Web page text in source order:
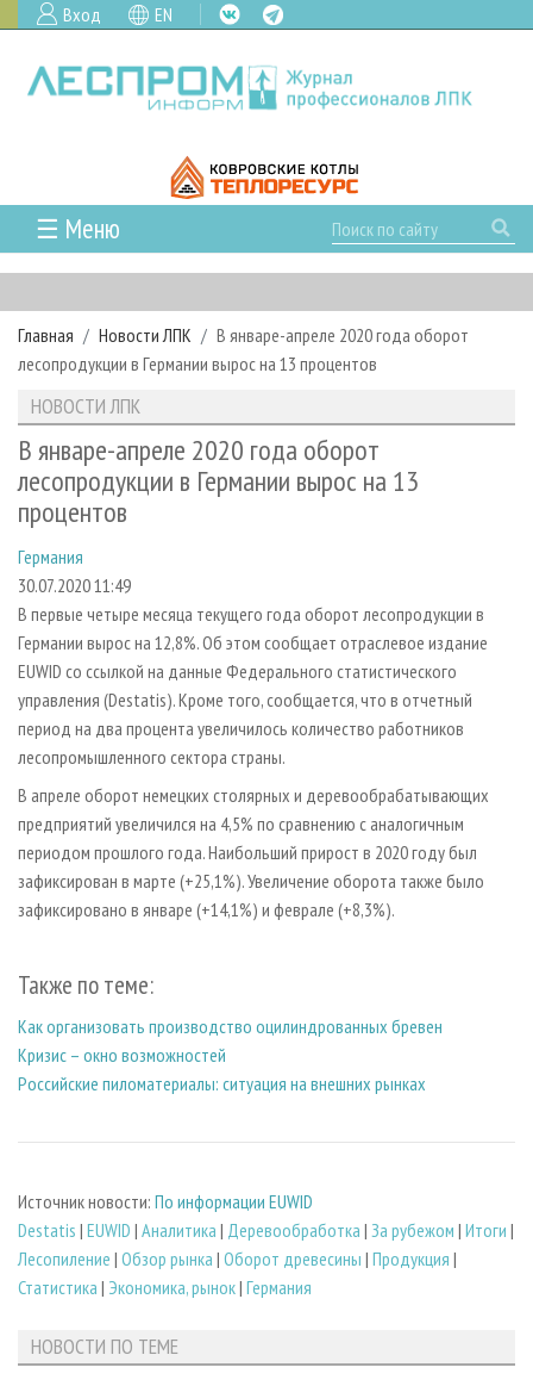
Вход EN
☰ Меню
ГЛАВНАЯ
РУБРИКИ И ТЕМЫ
РУБРИКИ ЖУРНАЛА
ЛЕСОЗАГОТОВКА
ЛЕСОПИЛЕНИЕ
ДЕРЕВООБРАБОТКА
СУШКА ДРЕВЕСИНЫ
ПРОИЗВОДСТВО ДРЕВЕСНЫХ ПЛИТ
ДЕРЕВЯННОЕ ДОМОСТРОЕНИЕ
ПРОИЗВОДСТВО МЕБЕЛИ
БИОЭНЕРГЕТИКА
ЦБП
ИНСТРУМЕНТ И МАТЕРИАЛЫ
НОВОСТИ
НОВОСТИ ЛПК
НОВОСТИ ЖУРНАЛА
НОВОСТИ КОМПАНИЙ
ПРОЕКТЫ ЛПИ
АНАЛИТИКА
ПРЕДПРИЯТИЯ ЛПК
ЛЕСНЫЕ РЕГИОНЫ РОССИИ
ПЕРСОНЫ
МОБИЛЬНЫЕ ВЫСТАВКИ
ОФИЦИАЛЬНЫЕ ДЕЛЕГАЦИИ
ПРИОРИТЕТНЫЕ ИНВЕСТПРОЕКТЫ
RUSSIAN FORESTRY REVIEW
ГАЗЕТА ЛЕСПРОМФОРУМ
БИБЛИОТЕКА СПЕЦИАЛИСТА
АРХИВ ЖУРНАЛОВ
СТАТЬИ
О ЖУРНАЛЕ
ПОДПИСКА
КОНТАКТЫ
РЕКЛАМОДАТЕЛЯМ
РЕКЛАМА
РЕКЛАМА НА САЙТЕ
Главная Новости ЛПК
В январе-апреле 2020 года оборот
лесопродукции в Германии вырос на 13 процентов
НОВОСТИ ЛПК
В январе-апреле 2020 года оборот
лесопродукции в Германии вырос на 13
процентов
Германия
30.07.2020 11:49
В первые четыре месяца текущего года оборот лесопродукции в
Германии вырос на 12,8%. Об этом сообщает отраслевое издание
EUWID со ссылкой на данные Федерального статистического
управления (Destatis). Кроме того, сообщается, что в отчетный
период на два процента увеличилось количество работников
лесопромышленного сектора страны.
В апреле оборот немецких столярных и деревообрабатывающих
предприятий увеличился на 4,5% по сравнению с аналогичным
периодом прошлого года. Наибольший прирост в 2020 году был
зафиксирован в марте (+25,1%). Увеличение оборота также было
зафиксировано в январе (+14,1%) и феврале (+8,3%).
Также по теме:
Как организовать производство оцилиндрованных бревен
Кризис – окно возможностей
Российские пиломатериалы: ситуация на внешних рынках
Источник новости: По информации EUWID
Destatis | EUWID | Аналитика | Деревообработка | За рубежом | Итоги |
Лесопиление | Обзор рынка | Оборот древесины | Продукция |
Статистика | Экономика, рынок| Германия
НОВОСТИ ПО ТЕМЕ